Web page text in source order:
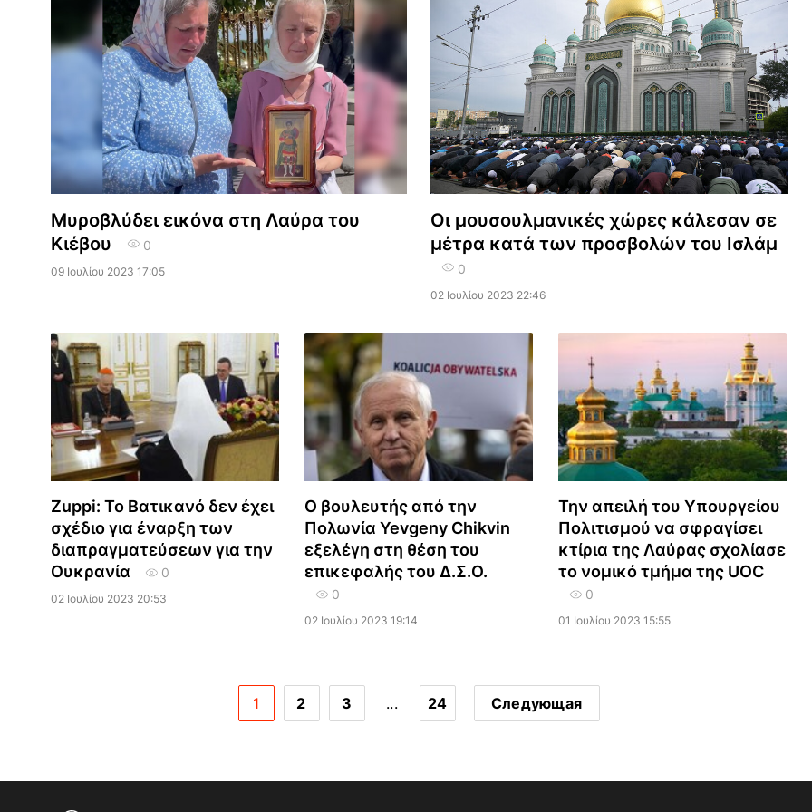
Μυροβλύδει εικόνα στη Λαύρα του
Κιέβου
0
09 Ιουλίου 2023 17:05
Οι μουσουλμανικές χώρες κάλεσαν σε
μέτρα κατά των προσβολών του Ισλάμ
0
02 Ιουλίου 2023 22:46
Zuppi: Το Βατικανό δεν έχει
σχέδιο για έναρξη των
διαπραγματεύσεων για την
Ουκρανία
0
02 Ιουλίου 2023 20:53
Ο βουλευτής από την
Πολωνία Yevgeny Chikvin
εξελέγη στη θέση του
επικεφαλής του Δ.Σ.Ο.
0
02 Ιουλίου 2023 19:14
Την απειλή του Υπουργείου
Πολιτισμού να σφραγίσει
κτίρια της Λαύρας σχολίασε
το νομικό τμήμα της UOC
0
01 Ιουλίου 2023 15:55
1 2 3 ... 24 Следующая